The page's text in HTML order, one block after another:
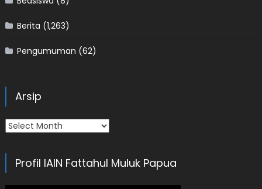
Berita (1,263)
Pengumuman (62)
Arsip
Arsip
Profil IAIN Fattahul Muluk Papua